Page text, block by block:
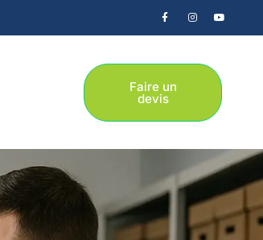
Faire un
devis